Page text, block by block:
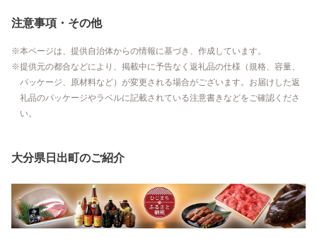
注意事項・その他
本ページは、提供自治体からの情報に基づき、作成しています。
提供元の都合などにより、掲載中に予告なく返礼品の仕様（規格、容量、
パッケージ、原材料など）が変更される場合がございます。お届けした返
礼品のパッケージやラベルに記載されている注意書きなどをご確認くださ
い。
大分県日出町のご紹介